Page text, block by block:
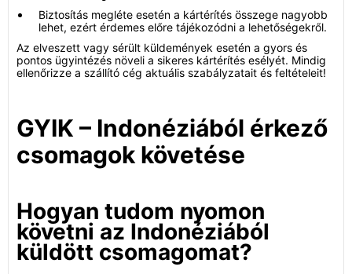
Biztosítás megléte esetén a kártérítés összege nagyobb
lehet, ezért érdemes előre tájékozódni a lehetőségekről.
Az elveszett vagy sérült küldemények esetén a gyors és
pontos ügyintézés növeli a sikeres kártérítés esélyét. Mindig
ellenőrizze a szállító cég aktuális szabályzatait és feltételeit!
GYIK – Indonéziából érkező
csomagok követése
Hogyan tudom nyomon
követni az Indonéziából
küldött csomagomat?